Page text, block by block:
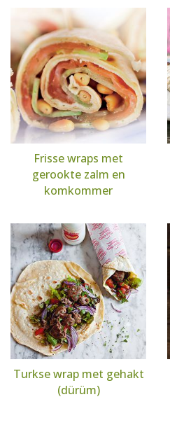
Frisse wraps met
gerookte zalm en
komkommer
Turkse wrap met gehakt
(dürüm)